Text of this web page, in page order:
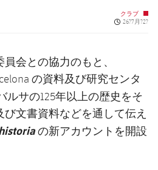
クラブ
Published
26?7月?2?
員会との協力のもと、
の資料及び研究センタ
ルサの125年以上の歴史をそ
文書資料などを通して伝え
の新アカウント を開設